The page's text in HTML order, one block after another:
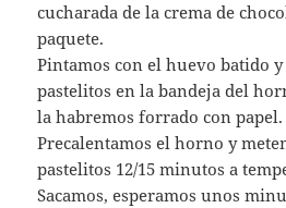
cucharada de la crema de
paquete.
Pintamos con el huevo batido
pastelitos en la bandeja del
la habremos forrado con papel.
Precalentamos el horno y
pastelitos 12/15 minutos a
Sacamos, esperamos unos